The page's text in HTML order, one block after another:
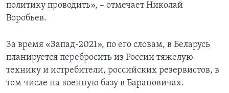
политику проводить», – отмечает Николай
Воробьев.
За время «Запад-2021», по его словам, в Беларусь
планируется перебросить из России тяжелую
технику и истребители, российских резервистов, в
том числе на военную базу в Барановичах.